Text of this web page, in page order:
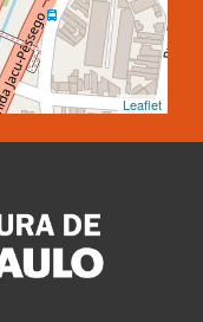
Leaflet